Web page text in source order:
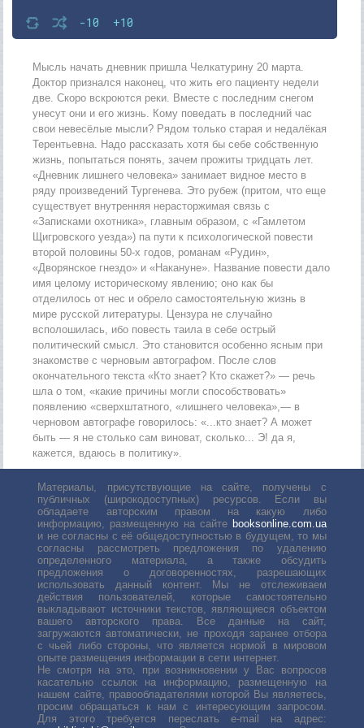
-10 +10
Мысль начать дневник пришла Челкатурину 20 марта.
Доктор признался наконец, что жить его пациенту недели
две. Скоро вскроются реки. Вместе с последним снегом
унесут они и его жизнь. Кому поведать в последний час
свои невесёлые мысли? Рядом только старая и недалёкая
Терентьевна. Надо рассказать хотя бы себе собственную
жизнь, попытаться понять, зачем прожиты тридцать лет.
«Дневник лишнего человека» занимает видное место в
ряду произведений Тургенева. Это рубеж (притом, что еще
существует внутренняя нерасторжимая связь с
«Записками охотника», главным образом, с «Гамлетом
Щигровского уезда») па пути к психологической повести
второй половины 50-х годов, романам «Рудин»,
«Дворянское гнездо» и «Накануне». Название повести дало
имя целому историческому явлению; оно как бы
отделилось от нес и обрело самостоятельную жизнь в
мире русской литературы. Цензура не случайно
всполошилась, ибо повесть таила в себе острый
политический смысл. Это становится особенно ясным при
знакомстве с черновым автографом. После слов
окончательного текста «Кто знает? Кто скажет?» — речь
шла о том, «какие причины могли способствовать»
появлению «сверхштатного, «лишнего человека»,— в
черновом автографе говорилось: «...кто знает? А может
быть — я не столько сам виноват, сколько... Э! да я,
кажется, вдаюсь в политику».
Материалы, присутствующие на сайте, получены с
публичных (широкодоступных) ресурсов. Если вы
обладаете авторским правом на какую либо
информацию, размещенную на сайте booksonline.com.ua
и не согласны с её общедоступностью в будущем, то мы
согласны рассмотреть предложения по удалению
определенного материала, а также обсудить
предложения о договоренностях, разрешающих
использовать данный контент. Мы не отслеживаем
действия пользователей, которые самостоятельно
выкладывают источники текстов, являющиеся объектом
вашего авторского права. Все данные на сайт,
загружаются автоматически, не проходя заранее отбора
с чьей либо стороны, что является нормой в мировом
опыте размещения информации в сети интернет.
Не смотря на это, при возникновении у Вас вопросов
касательно ссылок на информацию, размещенную на
нашем сайте, правообладателями которой Вы являетесь,
просим обращаться к нам с интересующим запросом.
Для этого требуется переслать е-mail на адрес: